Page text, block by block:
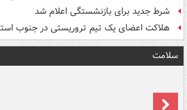
شرط جدید برای بازنشستگی اعلام شد
هلاکت اعضای یک تیم تروریستی در جنوب
سلامت